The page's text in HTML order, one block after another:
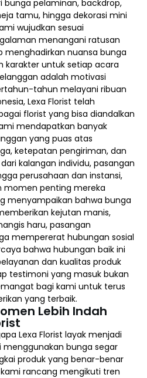
bunga pelaminan, backdrop,
tamu, hingga dekorasi mini
wujudkan sesuai
menangani ratusan
menghadirkan nuansa bunga
karakter untuk setiap acara
adalah motivasi
tahun melayani ribuan
Lexa Florist telah
florist yang bisa diandalkan
mendapatkan banyak
yang puas atas
ketepatan pengiriman, dan
kalangan individu, pasangan
perusahaan dan instansi,
momen penting mereka
menyampaikan bahwa bunga
kejutan manis,
haru, pasangan
mempererat hubungan sosial
bahwa hubungan baik ini
dan kualitas produk
testimoni yang masuk bukan
bagi kami untuk terus
yang terbaik.
Lebih Indah
Lexa Florist layak menjadi
menggunakan bunga segar
produk yang benar-benar
rancang mengikuti tren